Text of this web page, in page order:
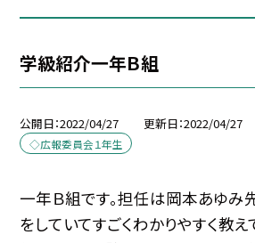
学級紹介一年Ｂ組
公開日 2022/04/27 更新日 2022/04/27
◇広報委員会１年生
一年Ｂ組です。担任は岡本あゆみ
をしていてすごくわかりやすく教え